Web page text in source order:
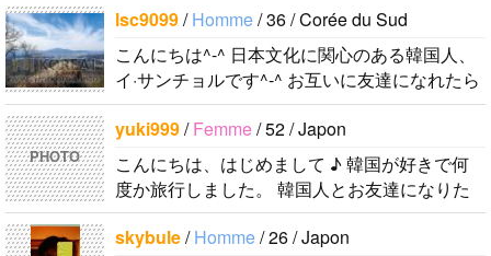
로 한국에 오
시면 가이드
해 드릴..
物です。 特
に街の雰囲気
が..
たり、ノリの
いい音..
めました。
日本語を少し
ずつ勉強して
いるので、自
然に会話しな
がら実力を伸
ばしたいで
す。 もちろ
ん、私も韓国
文化や韓国..
를 만나고 싶어요. 일상생활 등 편안..
lsc9099/Homme/ 36 / Corée du Sud
こんにちは^-^ 日本文化に関心のある韓国人、
イ·サンチョルです^-^ お互いに友達になれたら
いいなと思います^-^ どうぞよろしくお願いし
ます^..
PHOTO
yuki999/Femme/ 52 / Japon
こんにちは、はじめまして ♪ 韓国が好きで何
度か旅行しました。 韓国人とお友達になりた
くて登録しました。よろしくお願いします^..
skybule/Homme/ 26 / Japon